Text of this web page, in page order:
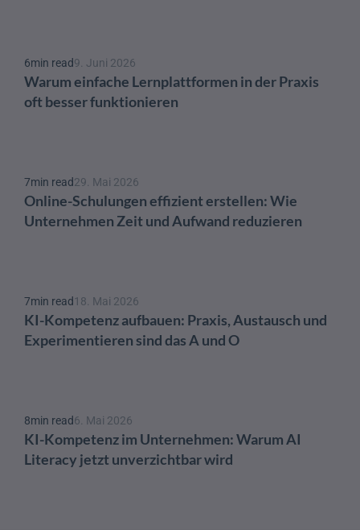
6min read9. Juni 2026
Warum einfache Lernplattformen in der Praxis
oft besser funktionieren
7min read29. Mai 2026
Online-Schulungen effizient erstellen: Wie
Unternehmen Zeit und Aufwand reduzieren
7min read18. Mai 2026
KI-Kompetenz aufbauen: Praxis, Austausch und
Experimentieren sind das A und O
8min read6. Mai 2026
KI-Kompetenz im Unternehmen: Warum AI
Literacy jetzt unverzichtbar wird